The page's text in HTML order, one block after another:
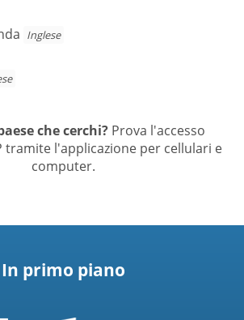
Inglese
che cerchi? Prova l'accesso
tramite l'applicazione per cellulari e
computer.
In primo piano